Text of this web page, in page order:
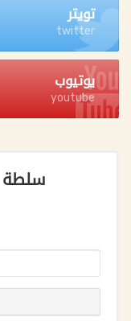
تويتر
twitter
يوتيوب
youtube
سلطة